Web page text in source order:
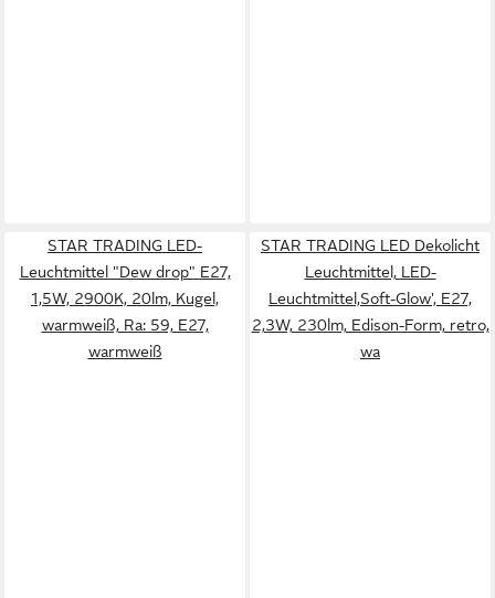
STAR TRADING LED-
Leuchtmittel "Dew drop" E27,
1,5W, 2900K, 20lm, Kugel,
warmweiß, Ra: 59, E27,
warmweiß
STAR TRADING LED Dekolicht
Leuchtmittel, LED-
Leuchtmittel,Soft-Glow', E27,
2,3W, 230lm, Edison-Form, retro,
wa